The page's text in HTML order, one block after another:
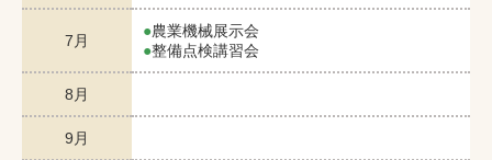
7月
農業機械展示会
整備点検講習会
8月
9月